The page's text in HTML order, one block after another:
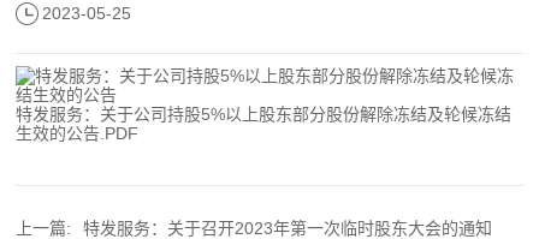
2023-05-25
特发服务：关于公司持股5%以上股东部分股份解除冻结及轮候冻结
生效的公告.PDF
上一篇:
特发服务：关于召开2023年第一次临时股东大会的通知